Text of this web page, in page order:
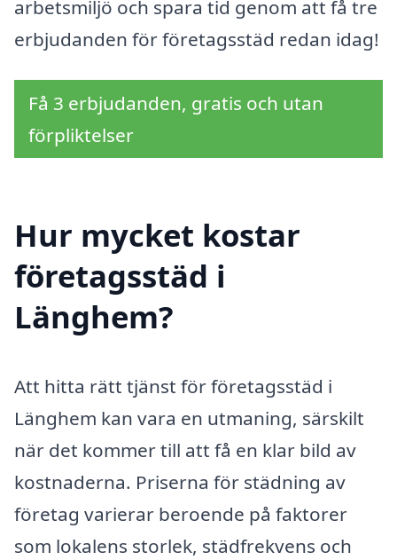
arbetsmiljö och spara tid genom att få tre
erbjudanden för företagsstäd redan idag!
Få 3 erbjudanden, gratis och utan
förpliktelser
Hur mycket kostar
företagsstäd i
Länghem?
Att hitta rätt tjänst för företagsstäd i
Länghem kan vara en utmaning, särskilt
när det kommer till att få en klar bild av
kostnaderna. Priserna för städning av
företag varierar beroende på faktorer
som lokalens storlek, städfrekvens och